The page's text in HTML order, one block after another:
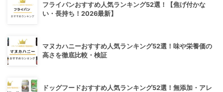
フライパンおすすめ人気ランキング52選！【焦げ付かな
い・長持ち！2026最新】
マヌカハニーおすすめ人気ランキング52選！味や栄養価の
高さを徹底比較・検証
ドッグフードおすすめ人気ランキング52選！無添加・アレ